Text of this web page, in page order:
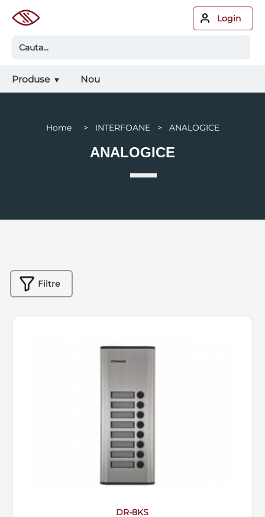
Login
Produse Nou
Home > INTERFOANE > ANALOGICE
ANALOGICE
Filtre
DR-8KS